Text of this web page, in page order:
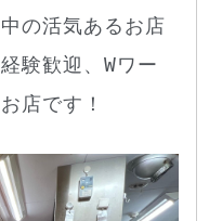
の活気あるお店
験歓迎、Wワー
店です！